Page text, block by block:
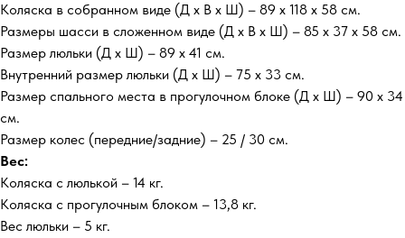
Коляска в собранном виде (Д х В х Ш) – 89 х 118 х 58 см.
Размеры шасси в сложенном виде (Д х В х Ш) – 85 х 37 х 58 см.
Размер люльки (Д х Ш) – 89 х 41 см.
Внутренний размер люльки (Д х Ш) – 75 х 33 см.
Размер спального места в прогулочном блоке (Д х Ш) – 90 х 34
см.
Размер колес (передние/задние) – 25 / 30 см.
Вес:
Коляска с люлькой – 14 кг.
Коляска с прогулочным блоком – 13,8 кг.
Вес люльки – 5 кг.